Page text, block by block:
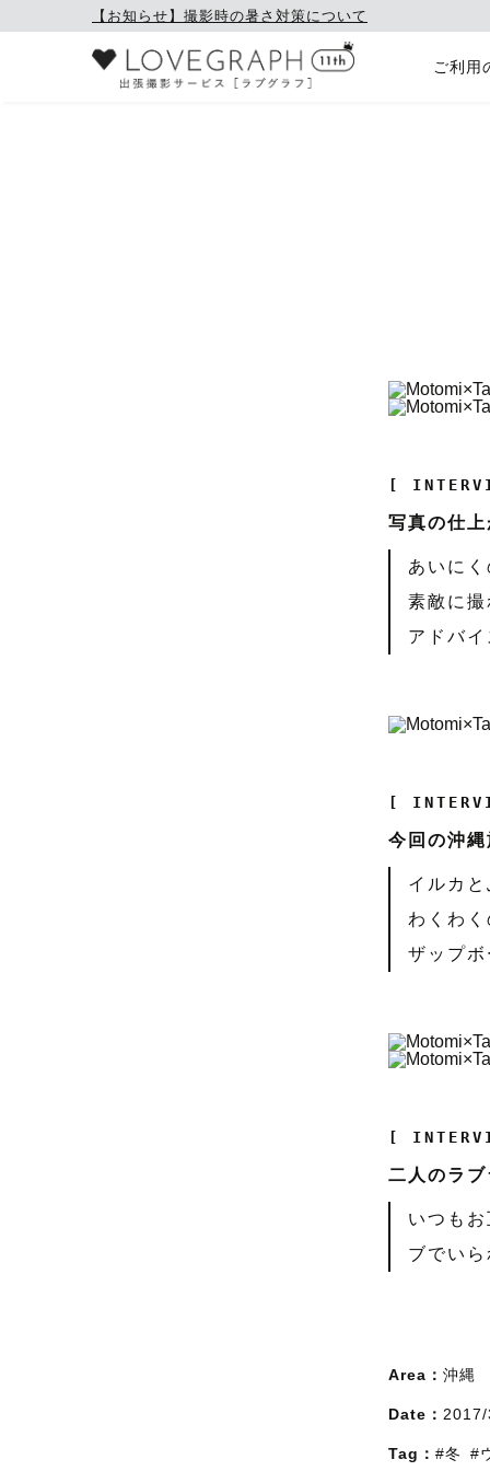
【お知らせ】撮影時の暑さ対策について
ご利用
[
写真の仕
あいに
素敵に
アドバ
[
今回の沖
イルカ
わくわ
ザップ
[
二人のラ
いつも
ブでい
Area： 沖縄
Date：
Tag： #冬 #